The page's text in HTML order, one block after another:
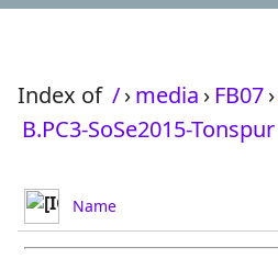
Index of /›media › FB07›
B.PC3-SoSe2015-Tonspur
Name